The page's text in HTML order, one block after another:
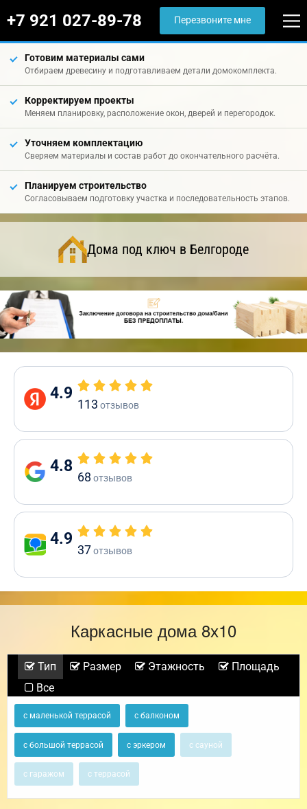
+7 921 027-89-78 Перезвоните мне
Готовим материалы сами
Отбираем древесину и подготавливаем детали домокомплекта.
Корректируем проекты
Меняем планировку, расположение окон, дверей и перегородок.
Уточняем комплектацию
Сверяем материалы и состав работ до окончательного расчёта.
Планируем строительство
Согласовываем подготовку участка и последовательность этапов.
Дома под ключ в Белгороде
4.9
113 отзывов
4.8
68 отзывов
4.9
37отзывов
Каркасные дома 8х10
Тип Размер Этажность
Площадь
Все
с маленькой террасой с балконом
с большой террасой с эркером с сауной
с гаражом с террасой